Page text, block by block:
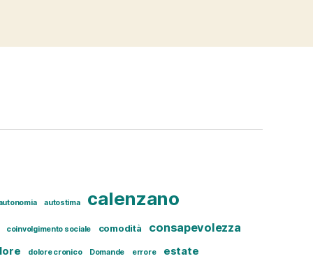
autostima calenzano
coinvolgimento sociale comodità consapevolezza
dolore cronico Domande errore estate